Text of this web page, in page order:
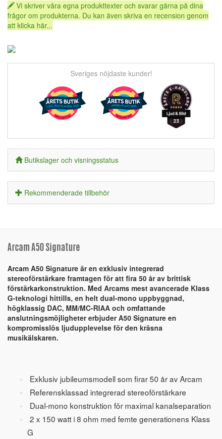
Vi skriver våra egna produkttexter och svarar gärna på dina
frågor om produkterna. Du kan även skriva en recension genom
att klicka här...
Sveriges nöjdaste kunder!
Butikslager och visningsstatus
Rekommenderade tillbehör
Arcam A50 Signature
Arcam A50 Signature är en exklusiv integrerad
stereoförstärkare framtagen för att fira 50 år av brittisk
förstärkarkonstruktion. Med Arcams mest avancerade Klass
G-teknologi hittills, en helt dual-mono uppbyggnad,
högklassig DAC, MM/MC-RIAA och omfattande
anslutningsmöjligheter erbjuder A50 Signature en
kompromisslös ljudupplevelse för den kräsna
musikälskaren.
Exklusiv jubileumsmodell som firar 50 år av Arcam
Referensklassad integrerad stereoförstärkare
Dual-mono konstruktion för maximal kanalseparation
2 x 150 watt i 8 ohm med femte generationens Klass
G